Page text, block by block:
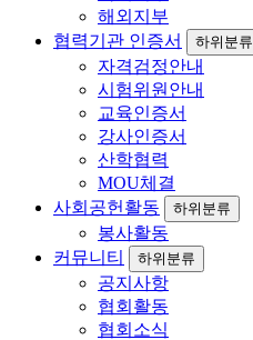
해외지부
협력기관 인증서
하위분류
자격검정안내
시험위원안내
교육인증서
강사인증서
산학협력
MOU체결
사회공헌활동
하위분류
봉사활동
커뮤니티
하위분류
공지사항
협회활동
협회소식